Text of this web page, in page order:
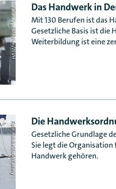
Foto: Arge Medien/ZEVH Das Handwerk in
Mit 130 Berufen ist das
Gesetzliche Basis ist die
Weiterbildung ist eine
Foto: AdobeStock/Kadmy Die
Gesetzliche Grundlage
Sie legt die
Handwerk gehören.